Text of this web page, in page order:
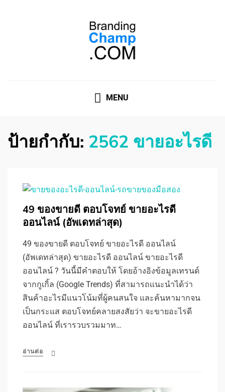
MENU
ป้ายกำกับ: 2562 ขายอะไรดี
49 ของขายดี ตอบโจทย์ ขายอะไรดี
ออนไลน์ (อัพเดทล่าสุด)
49 ของขายดี ตอบโจทย์ ขายอะไรดี ออนไลน์
(อัพเดทล่าสุด) ขายอะไรดี ออนไลน์ ขายอะไรดี
ออนไลน์ ? วันนี้มีคำตอบให้ โดยอ้างอิงข้อมูลเทรนด์
จากกูเกิ้ล (Google Trends) ที่สามารถแนะนำได้ว่า
สินค้าอะไรมีแนวโน้มที่ผู้คนสนใจ และค้นหามากจน
เป็นกระแส ตอบโจทย์คลายสงสัยว่า จะขายอะไรดี
ออนไลน์ ที่เรารวบรวมมาท…
อ่านต่อ